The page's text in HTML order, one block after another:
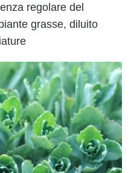
regolare del
grasse, diluito